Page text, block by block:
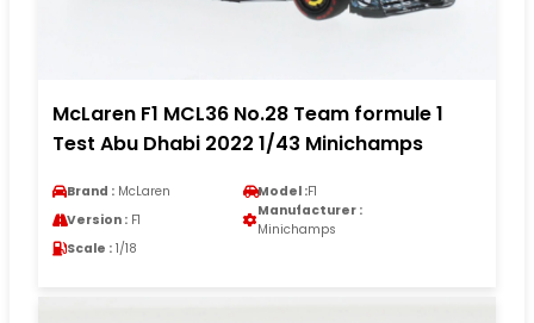
McLaren F1 MCL36 No.28 Team formule 1
Test Abu Dhabi 2022 1/43 Minichamps
Brand : McLaren Model :F1
Version : F1
Manufacturer :
Minichamps
Scale : 1/18